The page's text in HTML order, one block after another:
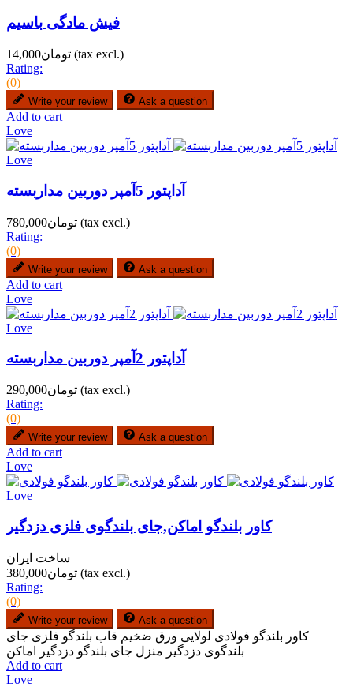
فیش مادگی باسیم
تومان14,000 (tax excl.)
Rating:
(0)
Write your review Ask a question
Add to cart
Love
Love
آداپتور 5آمپر دوربین مداربسته
تومان780,000 (tax excl.)
Rating:
(0)
Write your review Ask a question
Add to cart
Love
Love
آداپتور 2آمپر دوربین مداربسته
تومان290,000 (tax excl.)
Rating:
(0)
Write your review Ask a question
Add to cart
Love
Love
کاور بلندگو اماکن,جای بلندگوی فلزی دزدگیر
ساخت ایران
تومان380,000 (tax excl.)
Rating:
(0)
Write your review Ask a question
کاور بلندگو فولادی لولایی ورق ضخیم قاب بلندگو فلزی جای
بلندگوی دزدگیر منزل جای بلندگو دزدگیر اماکن
Add to cart
Love